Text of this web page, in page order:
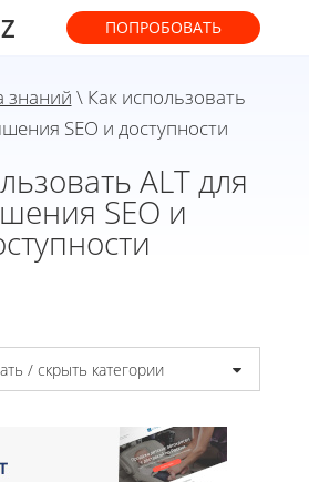
ПОПРОБОВАТЬ
знаний \ Как использовать
SEO и доступности
ALT для
SEO и
/ скрыть категории